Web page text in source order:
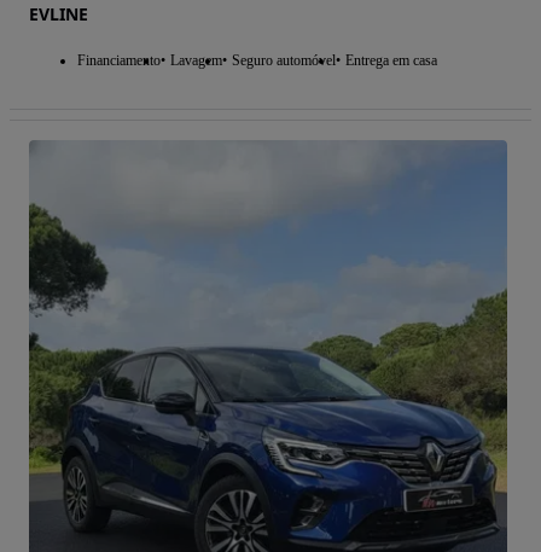
EVLINE
Financiamento Lavagem Seguro automóvel Entrega em casa